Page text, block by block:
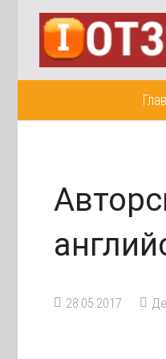
28.05.2017